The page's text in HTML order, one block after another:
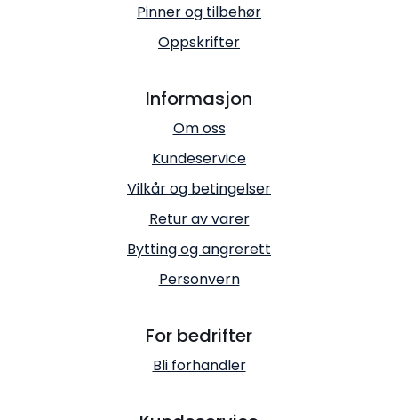
Pinner og tilbehør
Oppskrifter
Informasjon
Om oss
Kundeservice
Vilkår og betingelser
Retur av varer
Bytting og angrerett
Personvern
For bedrifter
Bli forhandler